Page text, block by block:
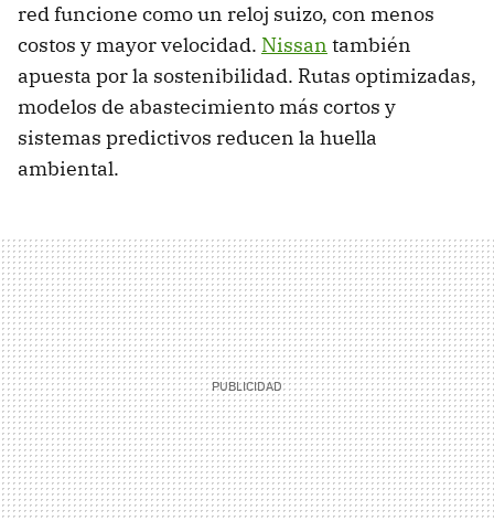
red funcione como un reloj suizo, con menos
costos y mayor velocidad. Nissan también
apuesta por la sostenibilidad. Rutas optimizadas,
modelos de abastecimiento más cortos y
sistemas predictivos reducen la huella
ambiental.